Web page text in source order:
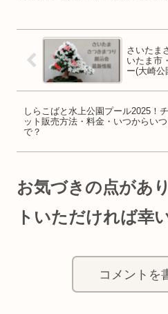
さいたま
いたま市
ー(大崎公
しらこばと水上公園プール2025！
ット販売方法・料金・いつからいつ
で？
お気づきの点があ
トいただければ幸
コメントを